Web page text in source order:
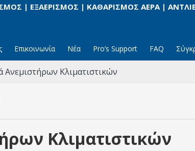
| ΕΞΑΕΡΙΣΜΟΣ | ΚΑΘΑΡΙΣΜΟΣ ΑΕΡΑ |
Επικοινωνία Νέα Pro’s Support FAQ
Ανεμιστήρων Κλιματιστικών
Κλιματιστικών